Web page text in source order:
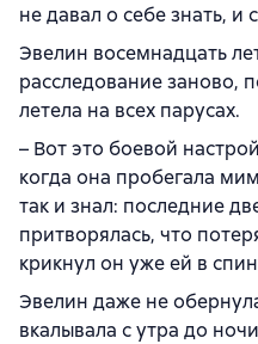
не давал о себе знать, и
Эвелин восемнадцать
расследование заново,
летела на всех парусах.
– Вот это боевой
когда она пробегала
так и знал: последние
притворялась, что
крикнул он уже ей в
Эвелин даже не
вкалывала с утра до